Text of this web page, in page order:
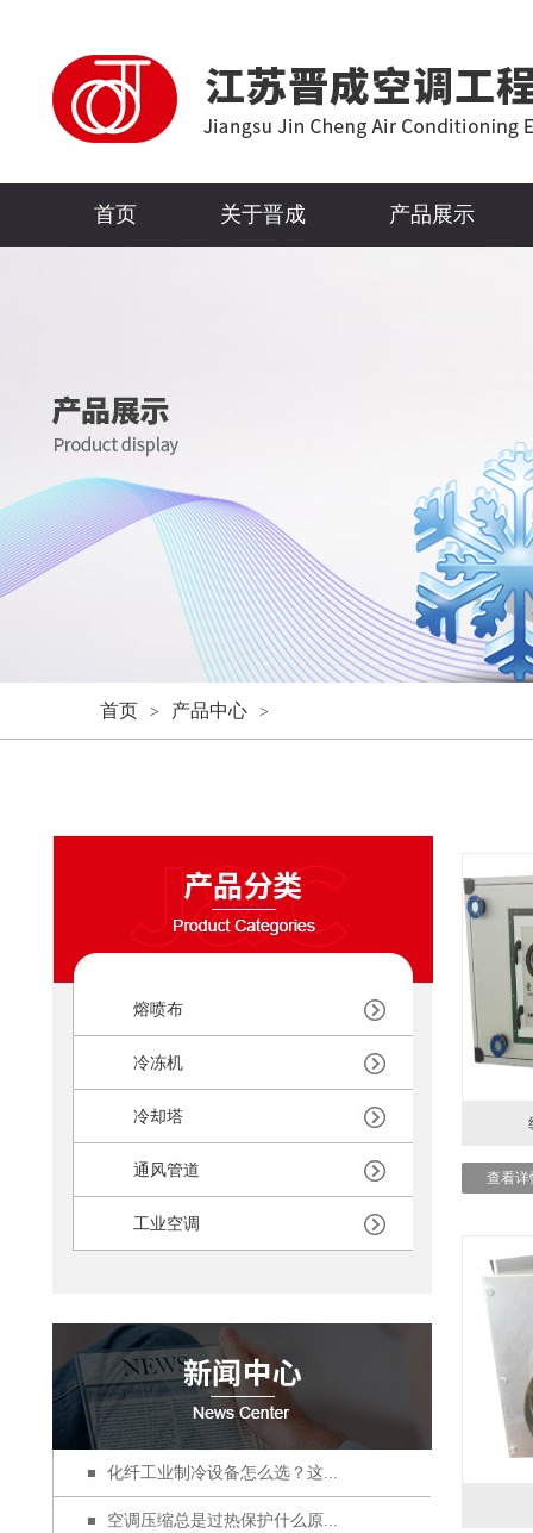
首页 关于晋成 产品展示
首页 > 产品中心 >
熔喷布
冷冻机
冷却塔
通风管道
工业空调
化纤工业制冷设备怎么选？这...
空调压缩总是过热保护什么原...
查看详